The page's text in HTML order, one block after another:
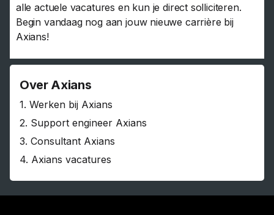
Over Axians
1. Werken bij Axians
2. Support engineer Axians
3. Consultant Axians
4. Axians vacatures
alle actuele vacatures en kun je direct solliciteren.
Begin vandaag nog aan jouw nieuwe carrière bij
Axians!